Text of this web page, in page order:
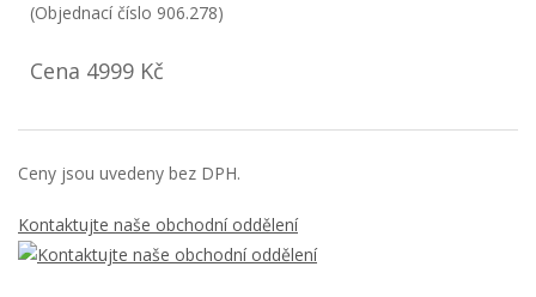
(Objednací číslo 906.278)
Cena 4999 Kč
Ceny jsou uvedeny bez DPH.
Kontaktujte naše obchodní oddělení